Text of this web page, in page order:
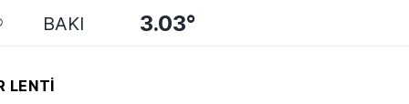
BAKI 3.03°
LENTİ